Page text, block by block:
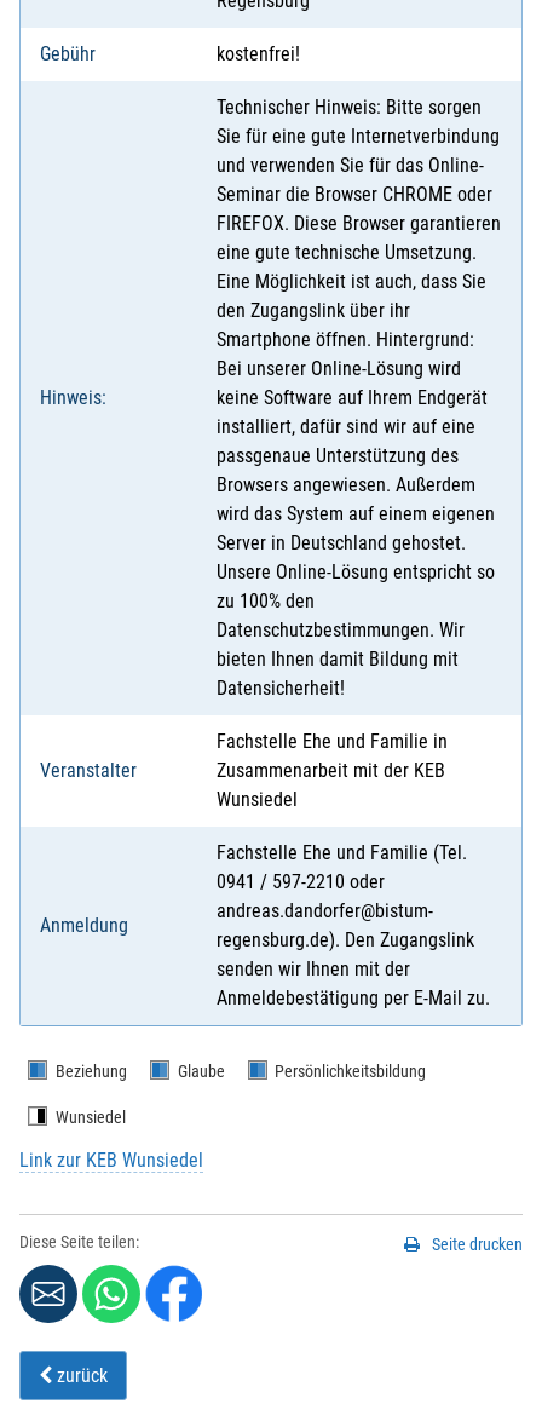
Gebühr kostenfrei!
Hinweis:
Technischer Hinweis: Bitte sorgen
Sie für eine gute Internetverbindung
und verwenden Sie für das Online-
Seminar die Browser CHROME oder
FIREFOX. Diese Browser garantieren
eine gute technische Umsetzung.
Eine Möglichkeit ist auch, dass Sie
den Zugangslink über ihr
Smartphone öffnen. Hintergrund:
Bei unserer Online-Lösung wird
keine Software auf Ihrem Endgerät
installiert, dafür sind wir auf eine
passgenaue Unterstützung des
Browsers angewiesen. Außerdem
wird das System auf einem eigenen
Server in Deutschland gehostet.
Unsere Online-Lösung entspricht so
zu 100% den
Datenschutzbestimmungen. Wir
bieten Ihnen damit Bildung mit
Datensicherheit!
Veranstalter
Fachstelle Ehe und Familie in
Zusammenarbeit mit der KEB
Wunsiedel
Anmeldung
Fachstelle Ehe und Familie (Tel.
0941 / 597-2210 oder
andreas.dandorfer@bistum-
regensburg.de). Den Zugangslink
senden wir Ihnen mit der
Anmeldebestätigung per E-Mail zu.
Beziehung Glaube Persönlichkeitsbildung
Wunsiedel
Link zur KEB Wunsiedel
Diese Seite teilen: Seite drucken
zurück